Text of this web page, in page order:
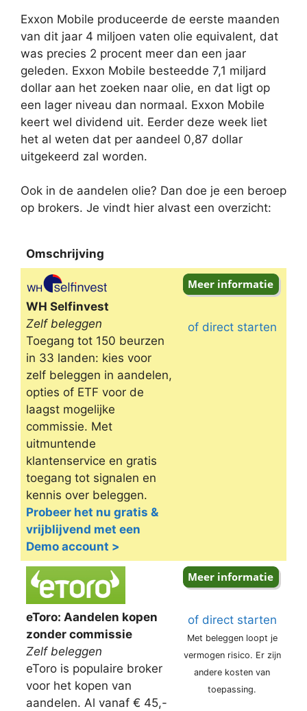
Exxon Mobile produceerde de eerste maanden
van dit jaar 4 miljoen vaten olie equivalent, dat
was precies 2 procent meer dan een jaar
geleden. Exxon Mobile besteedde 7,1 miljard
dollar aan het zoeken naar olie, en dat ligt op
een lager niveau dan normaal. Exxon Mobile
keert wel dividend uit. Eerder deze week liet
het al weten dat per aandeel 0,87 dollar
uitgekeerd zal worden.
Ook in de aandelen olie? Dan doe je een beroep
op brokers. Je vindt hier alvast een overzicht:
Omschrijving
Omschrijving
WH Selfinvest
Zelf beleggen
Toegang tot 150 beurzen
in 33 landen: kies voor
zelf beleggen in aandelen,
opties of ETF voor de
laagst mogelijke
commissie. Met
uitmuntende
klantenservice en gratis
toegang tot signalen en
kennis over beleggen.
Probeer het nu gratis &
vrijblijvend met een
Demo account >
of direct starten
eToro: Aandelen kopen
zonder commissie
Zelf beleggen
eToro is populaire broker
voor het kopen van
aandelen. Al vanaf € 45,-
of direct starten
Met beleggen loopt je
vermogen risico. Er zijn
andere kosten van
toepassing.